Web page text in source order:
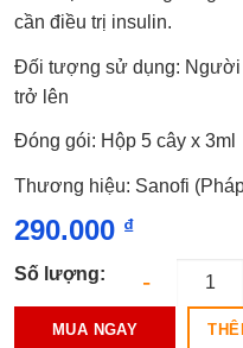
cần điều trị insulin.
Đối tượng sử dụng: Người
trở lên
Đóng gói: Hộp 5 cây x 3ml
Thương hiệu: Sanofi
290.000 ₫
Số lượng:
MUA NGAY